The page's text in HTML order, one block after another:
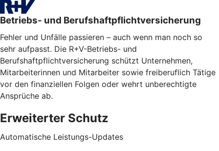
Betriebs- und Berufshaftpflichtversicherung
Fehler und Unfälle passieren – auch wenn man noch so
sehr aufpasst. Die R+V-Betriebs- und
Berufshaftpflichtversicherung schützt Unternehmen,
Mitarbeiterinnen und Mitarbeiter sowie freiberuflich Tätige
vor den finanziellen Folgen oder wehrt unberechtigte
Ansprüche ab.
Erweiterter Schutz
Automatische Leistungs-Updates